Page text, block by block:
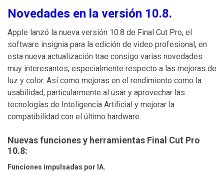
Novedades en la versión 10.8.
Apple lanzó la nueva versión 10.8 de Final Cut Pro, el
software insignia para la edición de video profesional, en
esta nueva actualización trae consigo varias novedades
muy interesantes, especialmente respecto a las mejoras de
luz y color. Así como mejoras en el rendimiento como la
usabilidad, particularmente al usar y aprovechar las
tecnologías de Inteligencia Artificial y mejorar la
compatibilidad con el último hardware.
Nuevas funciones y herramientas Final Cut Pro
10.8:
Funciones impulsadas por IA.